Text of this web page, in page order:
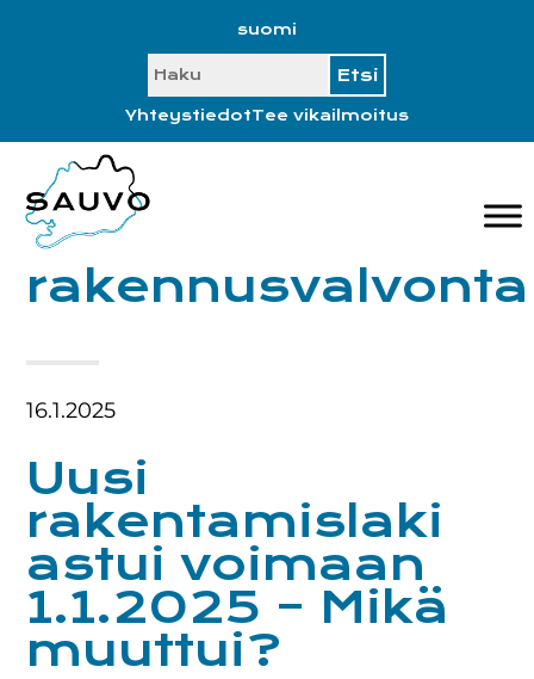
alatunnisteeseen
suomi
SEARCH
YhteystiedotTee vikailmoitus
rakennusvalvonta
16.1.2025
Uusi
rakentamislaki
astui voimaan
1.1.2025 – Mikä
muuttui?